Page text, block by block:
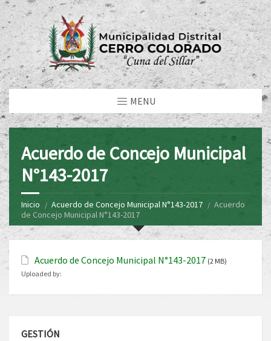
MENU
Acuerdo de Concejo Municipal
N°143-2017
Inicio Acuerdo de Concejo Municipal N°143-2017
Acuerdo
de Concejo Municipal N°143-2017
Acuerdo de Concejo Municipal N°143-2017 (2 MB)
Uploaded by:
GESTIÓN